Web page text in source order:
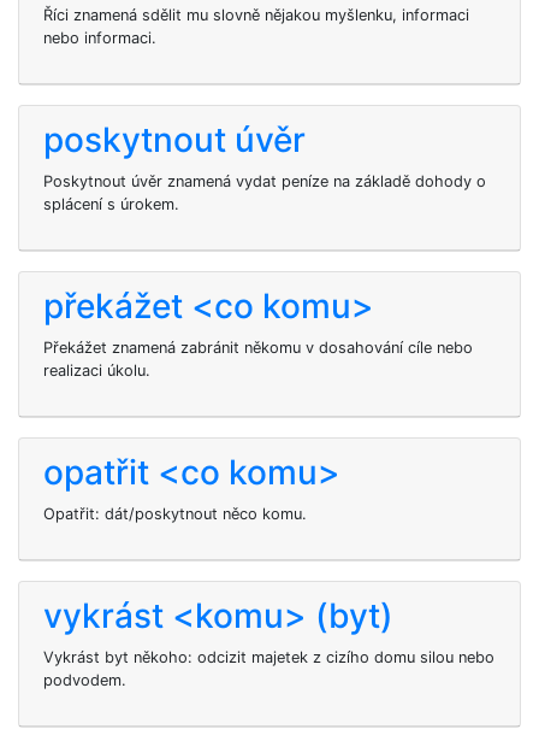
Říci znamená sdělit mu slovně nějakou myšlenku, informaci
nebo informaci.
poskytnout úvěr
Poskytnout úvěr znamená vydat peníze na základě dohody o
splácení s úrokem.
překážet <co komu>
Překážet znamená zabránit někomu v dosahování cíle nebo
realizaci úkolu.
opatřit <co komu>
Opatřit: dát/poskytnout něco komu.
vykrást <komu> (byt)
Vykrást byt někoho: odcizit majetek z cizího domu silou nebo
podvodem.